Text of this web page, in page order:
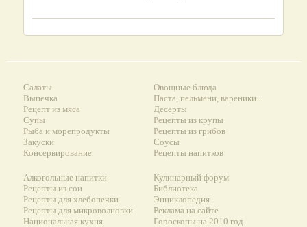
Салаты
Выпечка
Рецепт из мяса
Супы
Рыба и морепродукты
Закуски
Консервирование
Овощные блюда
Паста, пельмени, вареники...
Десерты
Рецепты из крупы
Рецепты из грибов
Соусы
Рецепты напитков
Алкогольные напитки
Рецепты из сои
Рецепты для хлебопечки
Рецепты для микроволновки
Национальная кухня
Кулинарный форум
Библиотека
Энциклопедия
Реклама на сайте
Гороскопы на 2010 год